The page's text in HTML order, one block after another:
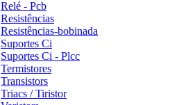
Relé - Pcb
Resistências
Resistências-bobinada
Suportes Ci
Suportes Ci - Plcc
Termistores
Transistors
Triacs / Tiristor